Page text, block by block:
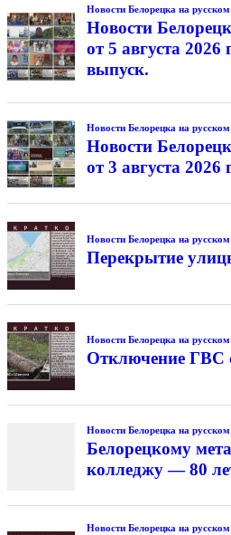
Новости Белорецка на
Новости
от 5 августа
выпуск.
Новости Белорецка на
Новости
от 3 августа
Новости Белорецка на
Перекрытие
Новости Белорецка на
Отключение ГВС
Новости Белорецка на
Белорецкому
колледжу — 80
Новости Белорецка на